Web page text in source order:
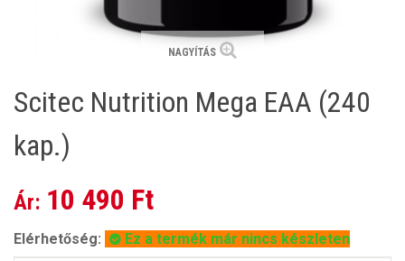
NAGYÍTÁS
Scitec Nutrition Mega EAA (240
kap.)
Ár: 10 490 Ft
Elérhetőség: Ez a termék már nincs készleten